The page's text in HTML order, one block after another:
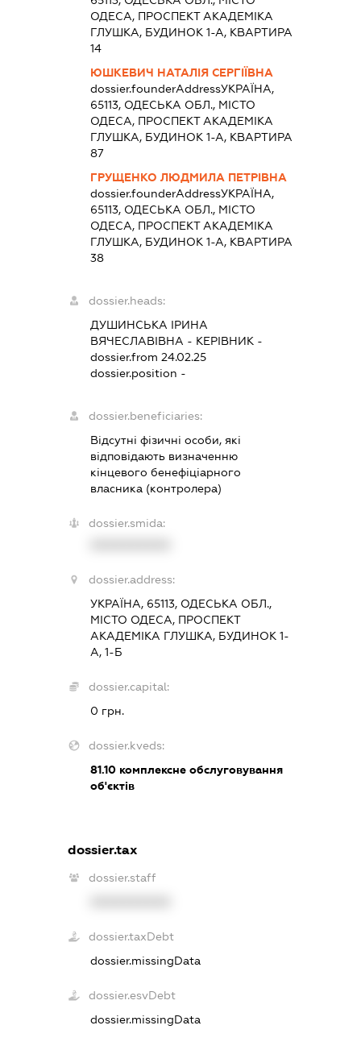
ОДЕСА, ПРОСПЕКТ АКАДЕМІКА
ГЛУШКА, БУДИНОК 1-А, КВАРТИРА
14
ЮШКЕВИЧ НАТАЛІЯ СЕРГІЇВНА
dossier.founderAddressУКРАЇНА,
65113, ОДЕСЬКА ОБЛ., МІСТО
ОДЕСА, ПРОСПЕКТ АКАДЕМІКА
ГЛУШКА, БУДИНОК 1-А, КВАРТИРА
87
ГРУЩЕНКО ЛЮДМИЛА ПЕТРІВНА
dossier.founderAddressУКРАЇНА,
65113, ОДЕСЬКА ОБЛ., МІСТО
ОДЕСА, ПРОСПЕКТ АКАДЕМІКА
ГЛУШКА, БУДИНОК 1-А, КВАРТИРА
38
dossier.heads:
ДУШИНСЬКА ІРИНА
ВЯЧЕСЛАВІВНА - КЕРІВНИК-
dossier.from 24.02.25
dossier.position -
dossier.beneficiaries:
Відсутні фізичні особи, які
відповідають визначенню
кінцевого бенефіціарного
власника (контролера)
dossier.smida:
dossier.address:
УКРАЇНА, 65113, ОДЕСЬКА ОБЛ.,
МІСТО ОДЕСА, ПРОСПЕКТ
АКАДЕМІКА ГЛУШКА, БУДИНОК 1-
А, 1-Б
dossier.capital:
0 грн.
dossier.kveds:
81.10комплексне обслуговування
об'єктів
dossier.tax
dossier.staff
dossier.taxDebt
dossier.missingData
dossier.esvDebt
dossier.missingData